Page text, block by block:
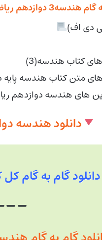
دوره دوم متوسطه :
دی اف)
کتاب هندسه(3)
متن کتاب هندسه پایه
های هندسه دوازدهم
دانلود هندسه
دانلود گام به گام کل